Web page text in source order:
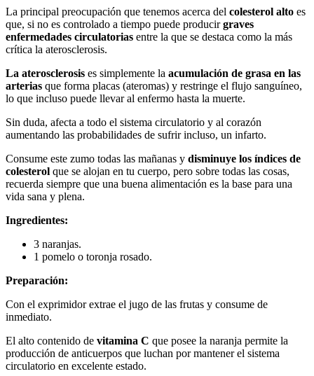
La principal preocupación que tenemos acerca del colesterol alto es
que, si no es controlado a tiempo puede producirgraves
enfermedades circulatorias entre la que se destaca como la más
crítica la aterosclerosis.
La aterosclerosis es simplemente la acumulación de grasa en las
arterias que forma placas (ateromas) y restringe el flujo sanguíneo,
lo que incluso puede llevar al enfermo hasta la muerte.
Sin duda, afecta a todo el sistema circulatorio y al corazón
aumentando las probabilidades de sufrir incluso, un infarto.
Consume este zumo todas las mañanas y disminuye los índices de
colesterol que se alojan en tu cuerpo, pero sobre todas las cosas,
recuerda siempre que una buena alimentación es la base para una
vida sana y plena.
Ingredientes:
3 naranjas.
1 pomelo o toronja rosado.
Preparación:
Con el exprimidor extrae el jugo de las frutas y consume de
inmediato.
El alto contenido de vitamina C que posee la naranja permite la
producción de anticuerpos que luchan por mantener el sistema
circulatorio en excelente estado.